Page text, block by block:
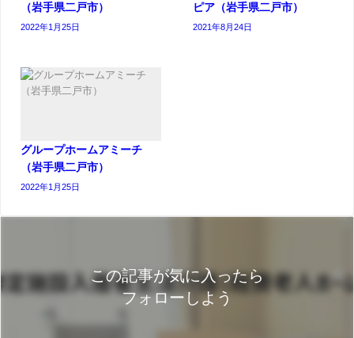
（岩手県二戸市）
2022年1月25日
ピア（岩手県二戸市）
2021年8月24日
グループホームアミーチ
（岩手県二戸市）
2022年1月25日
この記事が気に入ったら
フォローしよう